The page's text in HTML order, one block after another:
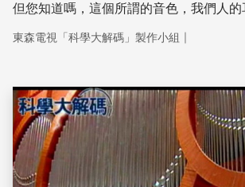
但您知道嗎，這個所謂的音色，我們人
到；可說它聽不到，卻又讓我們感覺得到
東森電視「科學大解碼」製作小組 ｜